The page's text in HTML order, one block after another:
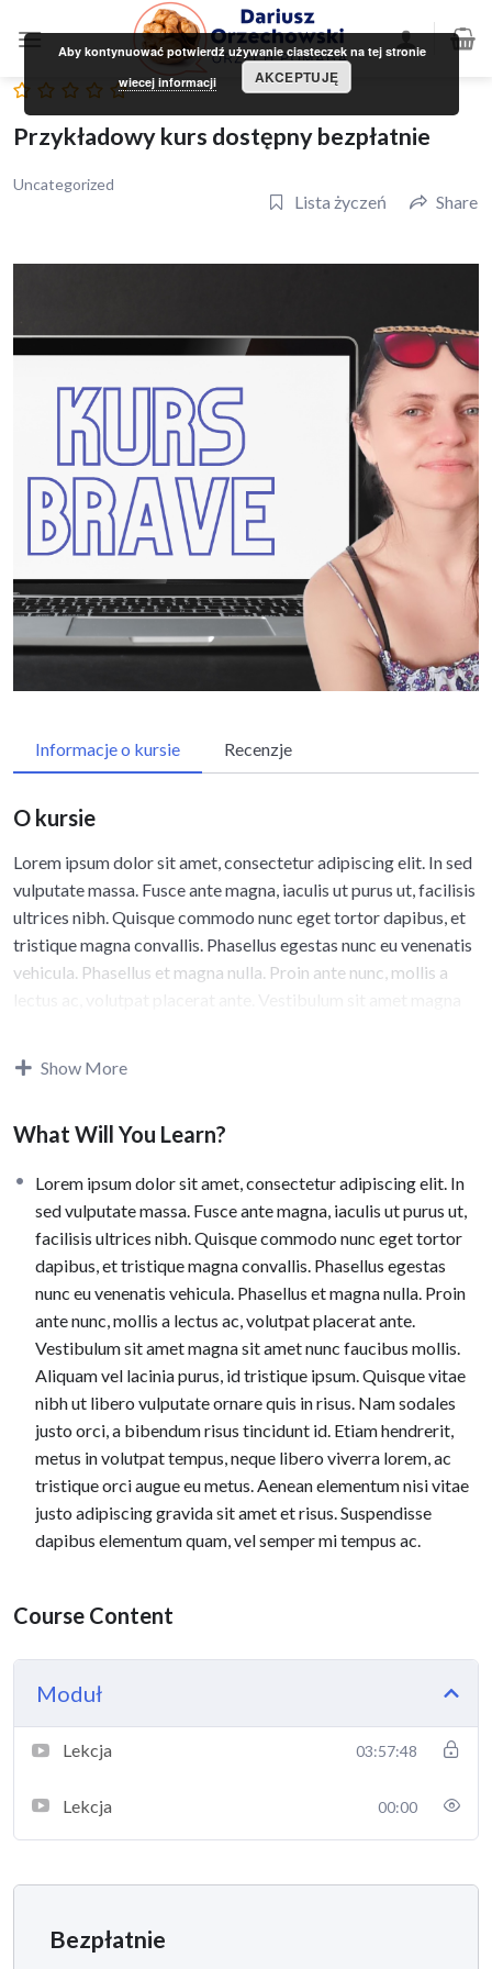
Przykładowy kurs dostępny bezpłatnie
Uncategorized
Lista życzeń Share
Informacje o kursie Recenzje
O kursie
Lorem ipsum dolor sit amet, consectetur adipiscing elit. In sed
vulputate massa. Fusce ante magna, iaculis ut purus ut, facilisis
ultrices nibh. Quisque commodo nunc eget tortor dapibus, et
tristique magna convallis. Phasellus egestas nunc eu venenatis
vehicula. Phasellus et magna nulla. Proin ante nunc, mollis a
tristique ipsum. Quisque vitae nibh ut libero vulputate ornare
quis in risus. Nam sodales justo orci, a bibendum risus
libero viverra lorem, ac tristique orci augue eu metus. Aenean
Suspendisse dapibus elementum quam, vel semper mi tempus
Show More
What Will You Learn?
Lorem ipsum dolor sit amet, consectetur adipiscing elit. In
sed vulputate massa. Fusce ante magna, iaculis ut purus ut,
facilisis ultrices nibh. Quisque commodo nunc eget tortor
dapibus, et tristique magna convallis. Phasellus egestas
nunc eu venenatis vehicula. Phasellus et magna nulla. Proin
ante nunc, mollis a lectus ac, volutpat placerat ante.
Vestibulum sit amet magna sit amet nunc faucibus mollis.
Aliquam vel lacinia purus, id tristique ipsum. Quisque vitae
nibh ut libero vulputate ornare quis in risus. Nam sodales
justo orci, a bibendum risus tincidunt id. Etiam hendrerit,
metus in volutpat tempus, neque libero viverra lorem, ac
tristique orci augue eu metus. Aenean elementum nisi vitae
justo adipiscing gravida sit amet et risus. Suspendisse
dapibus elementum quam, vel semper mi tempus ac.
Course Content
Moduł
Lekcja 03:57:48
Lekcja 00:00
Bezpłatnie
Aby kontynuować potwierdź używanie ciasteczek na tej stronie
wiecej informacji
AKCEPTUJĘ